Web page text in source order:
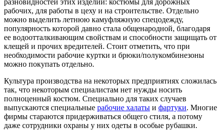
рабочих, для работы в цеху и на строительстве. Отдельно
можно выделить летнюю камуфляжную спецодежду,
популярность которой давно стала общенародной, благодаря
ее водоотталкивающим свойствам и способности защищать от
клещей и прочих вредителей. Стоит отметить, что при
необходимости рабочие куртки и брюки/полукомбинезоны
можно покупать отдельно.
Культура производства на некоторых предприятиях сложилась
так, что некоторым специалистам нет нужды носить
полноценный костюм. Специально для таких случаев
выпускаются специальные рабочие халаты и фартуки. Многие
фирмы стараются придерживаться общего стиля, а потому
даже сотрудники охраны у них одеты в особые рубашки.